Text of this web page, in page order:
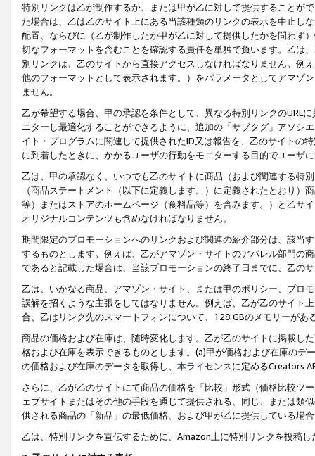
特別リンクは乙が制作するか、または甲が乙に対して提供することが
た場合は、乙は乙のサイト上にある当該種類のリンクの表示を中止し
配置、ならびに（乙が制作したか甲が乙に対して提供したかを問わず
切なフォーマットを含むことを確認する責任を単独で負います。乙は
別リンクは、乙のサイトから直接アクセスしなければなりません。例
他のフォーマットとして表示されます。）をパラメータとしてアマゾ
ません。
乙が希望する場合、甲の承認を条件として、異なる特別リンクのURL
ニターし最適化することができるように、追加の「サブタグ」アソシ
イト・プログラムに関連して提供されたID又は報告を、乙のサイトの
に到着したときに、かかるユーザの行動をモニターする目的でユーザ
乙は、甲の承認なく、いつでも乙のサイトに商品（および関連する特
（商品ステートメント（以下に定義します。）に定義されたとおり
等）またはストアのホームページ（食料品等）を含みます。）と乙サ
オリジナルコンテンツも含めなければなりません。
期間限定のプロモーションへのリンクおよび関連の紹介部分は、該当
するものとします。例えば、乙がアマゾン・サイトのアパレル部門の
であると記載した場合は、当該プロモーションの終了日までに、乙の
乙は、いかなる商品、アマゾン・サイト、または甲のポリシー、プロ
誤解を招くような主張をしてはなりません。例えば、乙が乙のサイト
合、乙はリンク先のスマートフォンについて、128 GBのメモリーがあ
商品の価格および在庫は、随時変化します。乙が乙のサイトに掲載し
格および在庫を表示できるものとします。(a)甲が価格および在庫の
の価格および在庫のデータを取得し、 本ライセンスに定めるCreators
さらに、乙が乙のサイトにて商品の価格を「比較」形式（価格比較ツ
ェブサイトまたはその他の手段を通じて提供される、同じ、または類
供される商品の「新品」の最低価格、および甲が乙に提供している場
乙は、特別リンクを宣伝するために、Amazon上に特別リンクを投稿